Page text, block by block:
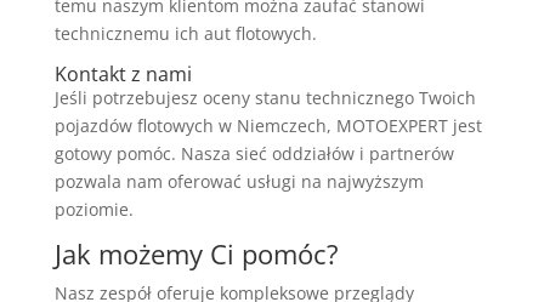
temu naszym klientom można zaufać stanowi
technicznemu ich aut flotowych.
Kontakt z nami
Jeśli potrzebujesz oceny stanu technicznego Twoich
pojazdów flotowych w Niemczech, MOTOEXPERT jest
gotowy pomóc. Nasza sieć oddziałów i partnerów
pozwala nam oferować usługi na najwyższym
poziomie.
Jak możemy Ci pomóc?
Nasz zespół oferuje kompleksowe przeglądy